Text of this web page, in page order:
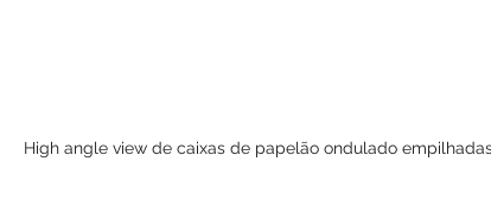
High angle view de caixas de papelão ondulado